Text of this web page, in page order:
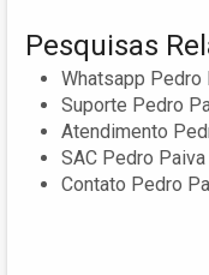
Pesquisas
Whatsapp Pedro
Suporte Pedro
Atendimento
SAC Pedro Paiva
Contato Pedro